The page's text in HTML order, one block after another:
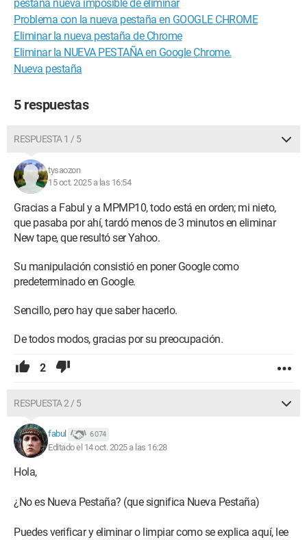
pestaña nueva imposible de eliminar
Problema con la nueva pestaña en GOOGLE CHROME
Eliminar la nueva pestaña de Chrome
Eliminar la NUEVA PESTAÑA en Google Chrome.
Nueva pestaña
5 respuestas
RESPUESTA 1 / 5
tysaozon
15 oct. 2025 a las 16:54
Gracias a Fabul y a MPMP10, todo está en orden; mi nieto,
que pasaba por ahí, tardó menos de 3 minutos en eliminar
New tape, que resultó ser Yahoo.
Su manipulación consistió en poner Google como
predeterminado en Google.
Sencillo, pero hay que saber hacerlo.
De todos modos, gracias por su preocupación.
2
RESPUESTA 2 / 5
fabul 6 074
Editado el 14 oct. 2025 a las 16:28
Hola,
¿No es Nueva Pestaña? (que significa Nueva Pestaña)
Puedes verificar y eliminar o limpiar como se explica aquí, lee